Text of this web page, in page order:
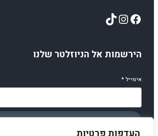
Facebook
Instagram
TikTok
הירשמות אל הניוזלטר שלנו
אימייל*